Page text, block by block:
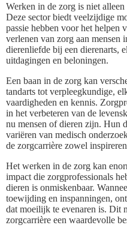
Werken in de zorg is niet
Deze sector biedt veelzijdige
passie hebben voor het helpen
verlenen van zorg aan mensen
dierenliefde bij een dierenarts,
uitdagingen en beloningen.
Een baan in de zorg kan
tandarts tot verpleegkundige,
vaardigheden en kennis.
in het verbeteren van de
nu mensen of dieren zijn. Hun
variëren van medisch
de zorgcarrière zowel
Het werken in de zorg kan
impact die zorgprofessionals
dieren is onmiskenbaar.
toewijding en inspanningen,
dat moeilijk te evenaren is. Dit
zorgcarrière een waardevolle